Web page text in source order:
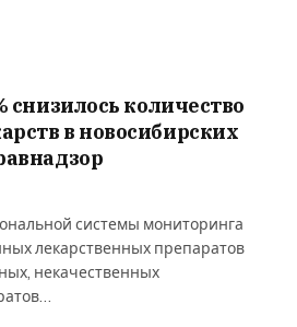
снизилось количество
в новосибирских
системы мониторинга
лекарственных препаратов
некачественных